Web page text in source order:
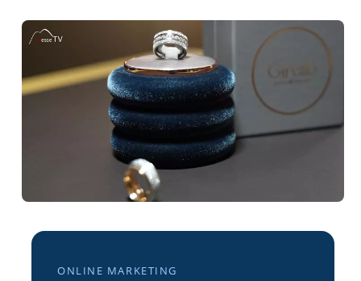
ONLINE MARKETING